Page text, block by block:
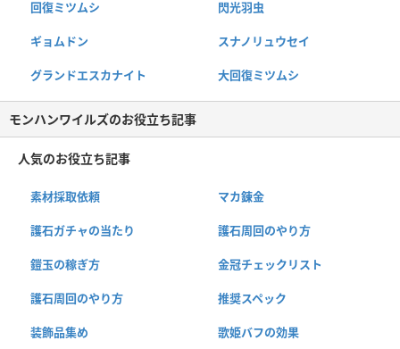
回復ミツムシ 閃光羽虫
ギョムドン スナノリュウセイ
グランドエスカナイト 大回復ミツムシ
モンハンワイルズのお役立ち記事
人気のお役立ち記事
素材採取依頼 マカ錬金
護石ガチャの当たり 護石周回のやり方
鎧玉の稼ぎ方 金冠チェックリスト
護石周回のやり方 推奨スペック
装飾品集め 歌姫バフの効果